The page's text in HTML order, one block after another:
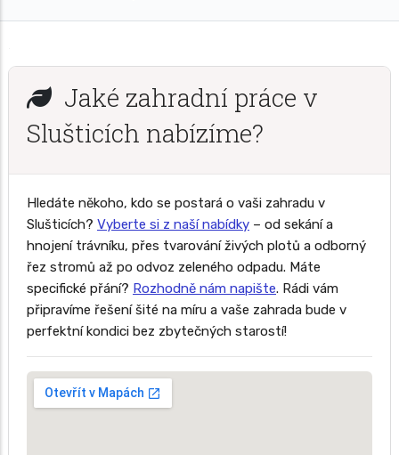
Jaké zahradní práce v
Slušticích nabízíme?
Hledáte někoho, kdo se postará o vaši zahradu v
Slušticích? Vyberte si z naší nabídky – od sekání a
hnojení trávníku, přes tvarování živých plotů a odborný
řez stromů až po odvoz zeleného odpadu. Máte
specifické přání? Rozhodně nám napište. Rádi vám
připravíme řešení šité na míru a vaše zahrada bude v
perfektní kondici bez zbytečných starostí!